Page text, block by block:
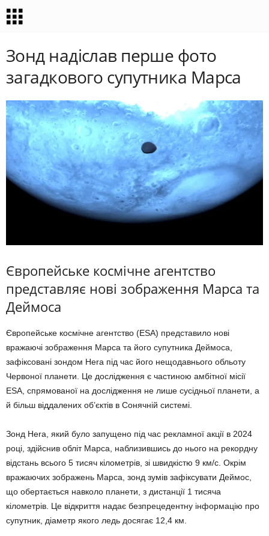
Зонд надіслав перше фото
загадкового супутника Марса
Європейське космічне агентство
представляє нові зображення Марса та
Деймоса
Європейське космічне агентство (ESA) представило нові
вражаючі зображення Марса та його супутника Деймоса,
зафіксовані зондом Hera під час його нещодавнього обльоту
Червоної планети. Це дослідження є частиною амбітної місії
ESA, спрямованої на дослідження не лише сусідньої планети, а
й більш віддалених об’єктів в Сонячній системі.
Зонд Hera, який було запущено під час рекламної акції в 2024
році, здійснив обліт Марса, наблизившись до нього на рекордну
відстань всього 5 тисяч кілометрів, зі швидкістю 9 км/с. Окрім
вражаючих зображень Марса, зонд зумів зафіксувати Деймос,
що обертається навколо планети, з дистанції 1 тисяча
кілометрів. Це відкриття надає безпрецедентну інформацію про
супутник, діаметр якого ледь досягає 12,4 км.